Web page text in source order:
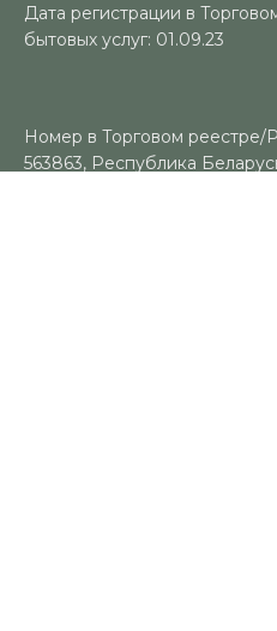
Дата регистрации в
бытовых услуг: 01.09.23
Номер в Торговом реестре/
563863, Республика